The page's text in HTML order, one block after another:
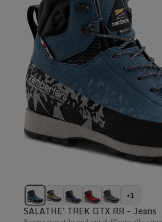
+1
SALATHE' TREK GTX RR - Jeans